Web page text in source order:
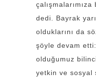
dedi. Bayrak
olduklarını da
şöyle devam
olduğumuz
yetkin ve sosyal